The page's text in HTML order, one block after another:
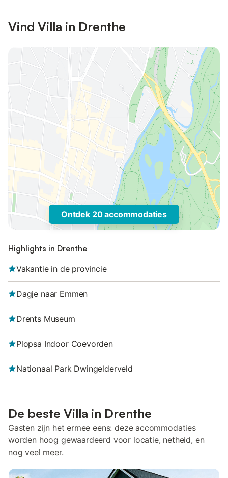
Vind Villa in Drenthe
Ontdek 20 accommodaties
Highlights in Drenthe
Vakantie in de provincie
Dagje naar Emmen
Drents Museum
Plopsa Indoor Coevorden
Nationaal Park Dwingelderveld
De beste Villa in Drenthe
Gasten zijn het ermee eens: deze accommodaties
worden hoog gewaardeerd voor locatie, netheid, en
nog veel meer.